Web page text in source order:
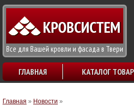
Все для Вашей кровли и фасада в Твери
ГЛАВНАЯ КАТАЛОГ
Главная » Новости »